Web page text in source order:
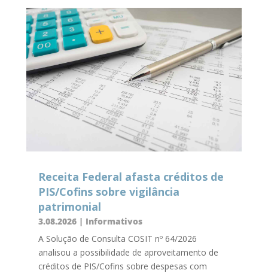
Receita Federal afasta créditos de
PIS/Cofins sobre vigilância
patrimonial
3.08.2026| Informativos
A Solução de Consulta COSIT nº 64/2026
analisou a possibilidade de aproveitamento de
créditos de PIS/Cofins sobre despesas com